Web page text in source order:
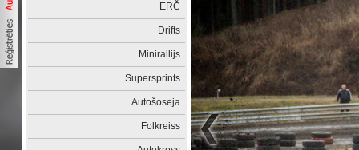
ERČ
Drifts
Minirallijs
Supersprints
Autošoseja
Folkreiss